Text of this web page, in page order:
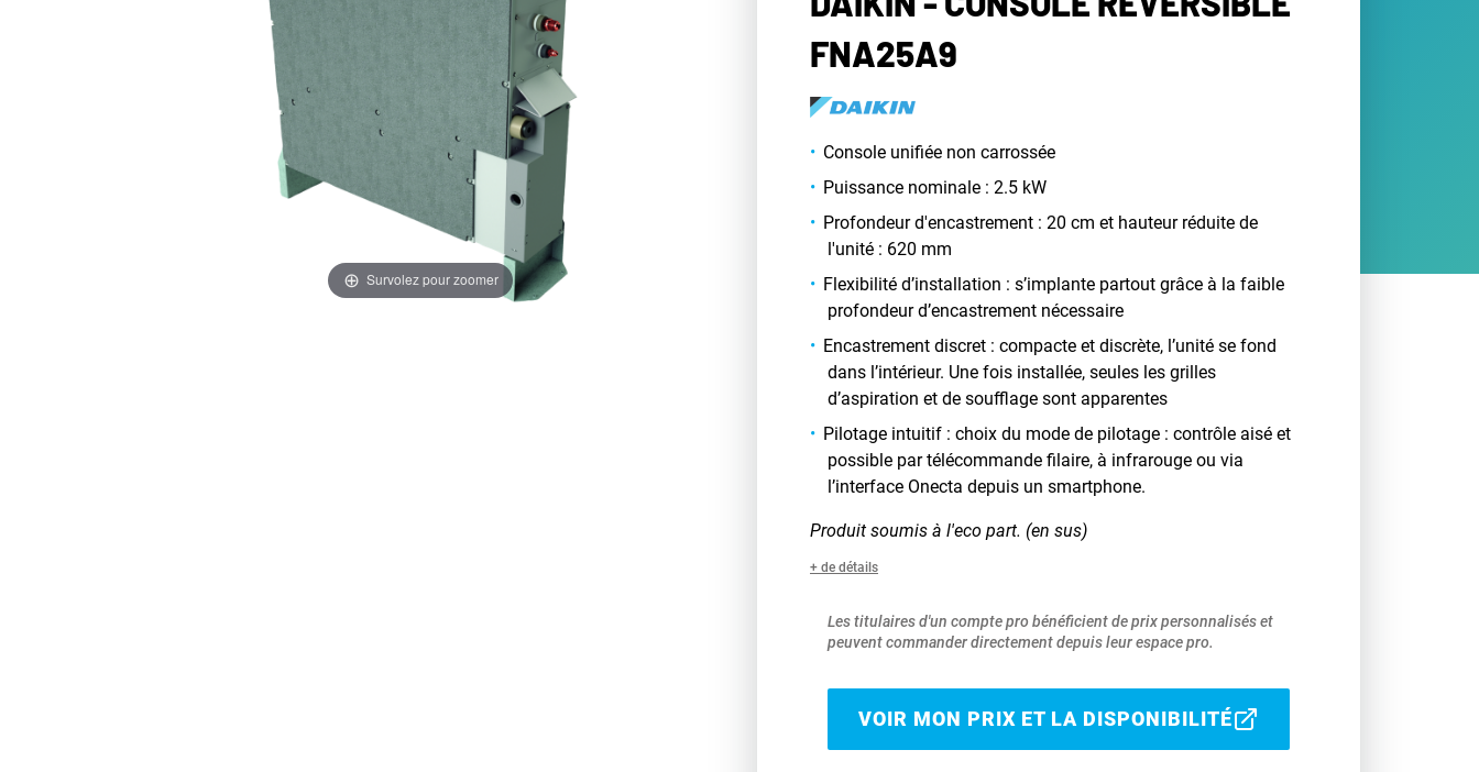
Survolez pour zoomer
FNA25A9
Console unifiée non carrossée
Puissance nominale : 2.5 kW
Profondeur d'encastrement : 20 cm et hauteur réduite de
l'unité : 620 mm
Flexibilité d’installation : s’implante partout grâce à la faible
profondeur d’encastrement nécessaire
Encastrement discret : compacte et discrète, l’unité se fond
dans l’intérieur. Une fois installée, seules les grilles
d’aspiration et de soufflage sont apparentes
Pilotage intuitif : choix du mode de pilotage : contrôle aisé et
possible par télécommande filaire, à infrarouge ou via
l’interface Onecta depuis un smartphone.
Produit soumis à l'eco part. (en sus)
+ de détails
Les titulaires d'un compte pro bénéficient de prix personnalisés et
peuvent commander directement depuis leur espace pro.
VOIR MON PRIX ET LA DISPONIBILITÉ